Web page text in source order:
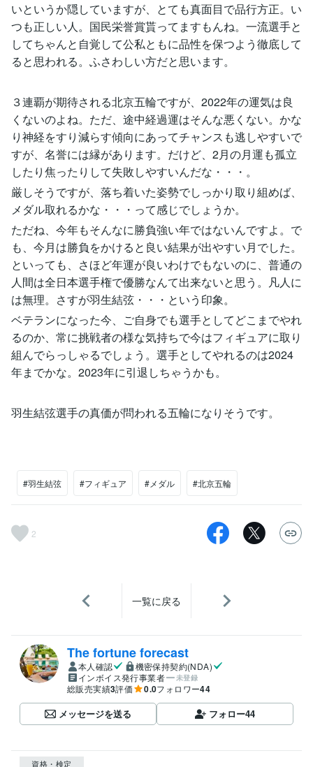
いというか隠していますが、とても真面目で品行方正。い
つも正しい人。国民栄誉賞貰ってますもんね。一流選手と
してちゃんと自覚して公私ともに品性を保つよう徹底して
ると思われる。ふさわしい方だと思います。
３連覇が期待される北京五輪ですが、2022年の運気は良
くないのよね。ただ、途中経過運はそんな悪くない。かな
り神経をすり減らす傾向にあってチャンスも逃しやすいで
すが、名誉には縁があります。だけど、2月の月運も孤立
したり焦ったりして失敗しやすいんだな・・・。
厳しそうですが、落ち着いた姿勢でしっかり取り組めば、
メダル取れるかな・・・って感じでしょうか。
ただね、今年もそんなに勝負強い年ではないんですよ。で
も、今月は勝負をかけると良い結果が出やすい月でした。
といっても、さほど年運が良いわけでもないのに、普通の
人間は全日本選手権で優勝なんて出来ないと思う。凡人に
は無理。さすが羽生結弦・・・という印象。
ベテランになった今、ご自身でも選手としてどこまでやれ
るのか、常に挑戦者の様な気持ちで今はフィギュアに取り
組んでらっしゃるでしょう。選手としてやれるのは2024
年までかな。2023年に引退しちゃうかも。
羽生結弦選手の真価が問われる五輪になりそうです。
#羽生結弦 #フィギュア #メダル #北京五輪
2
一覧に戻る
The fortune forecast
本人確認
機密保持契約(NDA)
インボイス発行事業者
未登録
総販売実績3評価 0.0フォロワー44
メッセージを送る フォロー44
資格・検定